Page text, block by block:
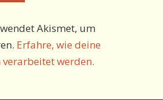
Akismet, um
Erfahre, wie deine
werden.